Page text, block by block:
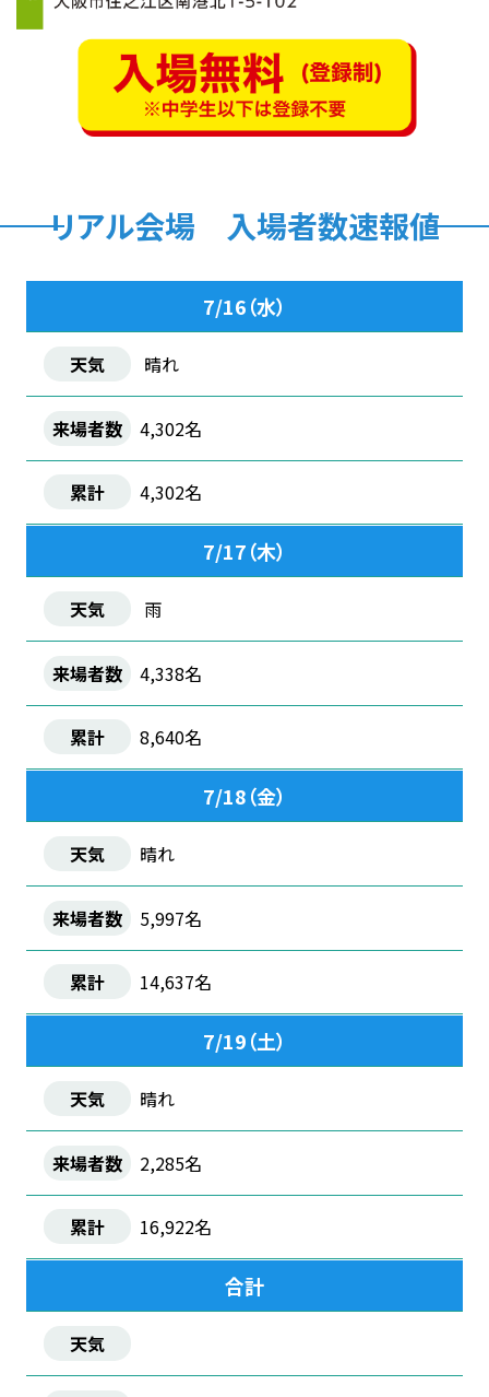
リアル会場 入場者数速報値
7/16（水）
晴れ
4,302名
4,302名
7/17（木）
雨
4,338名
8,640名
7/18（金）
晴れ
5,997名
14,637名
7/19（土）
晴れ
2,285名
16,922名
合計